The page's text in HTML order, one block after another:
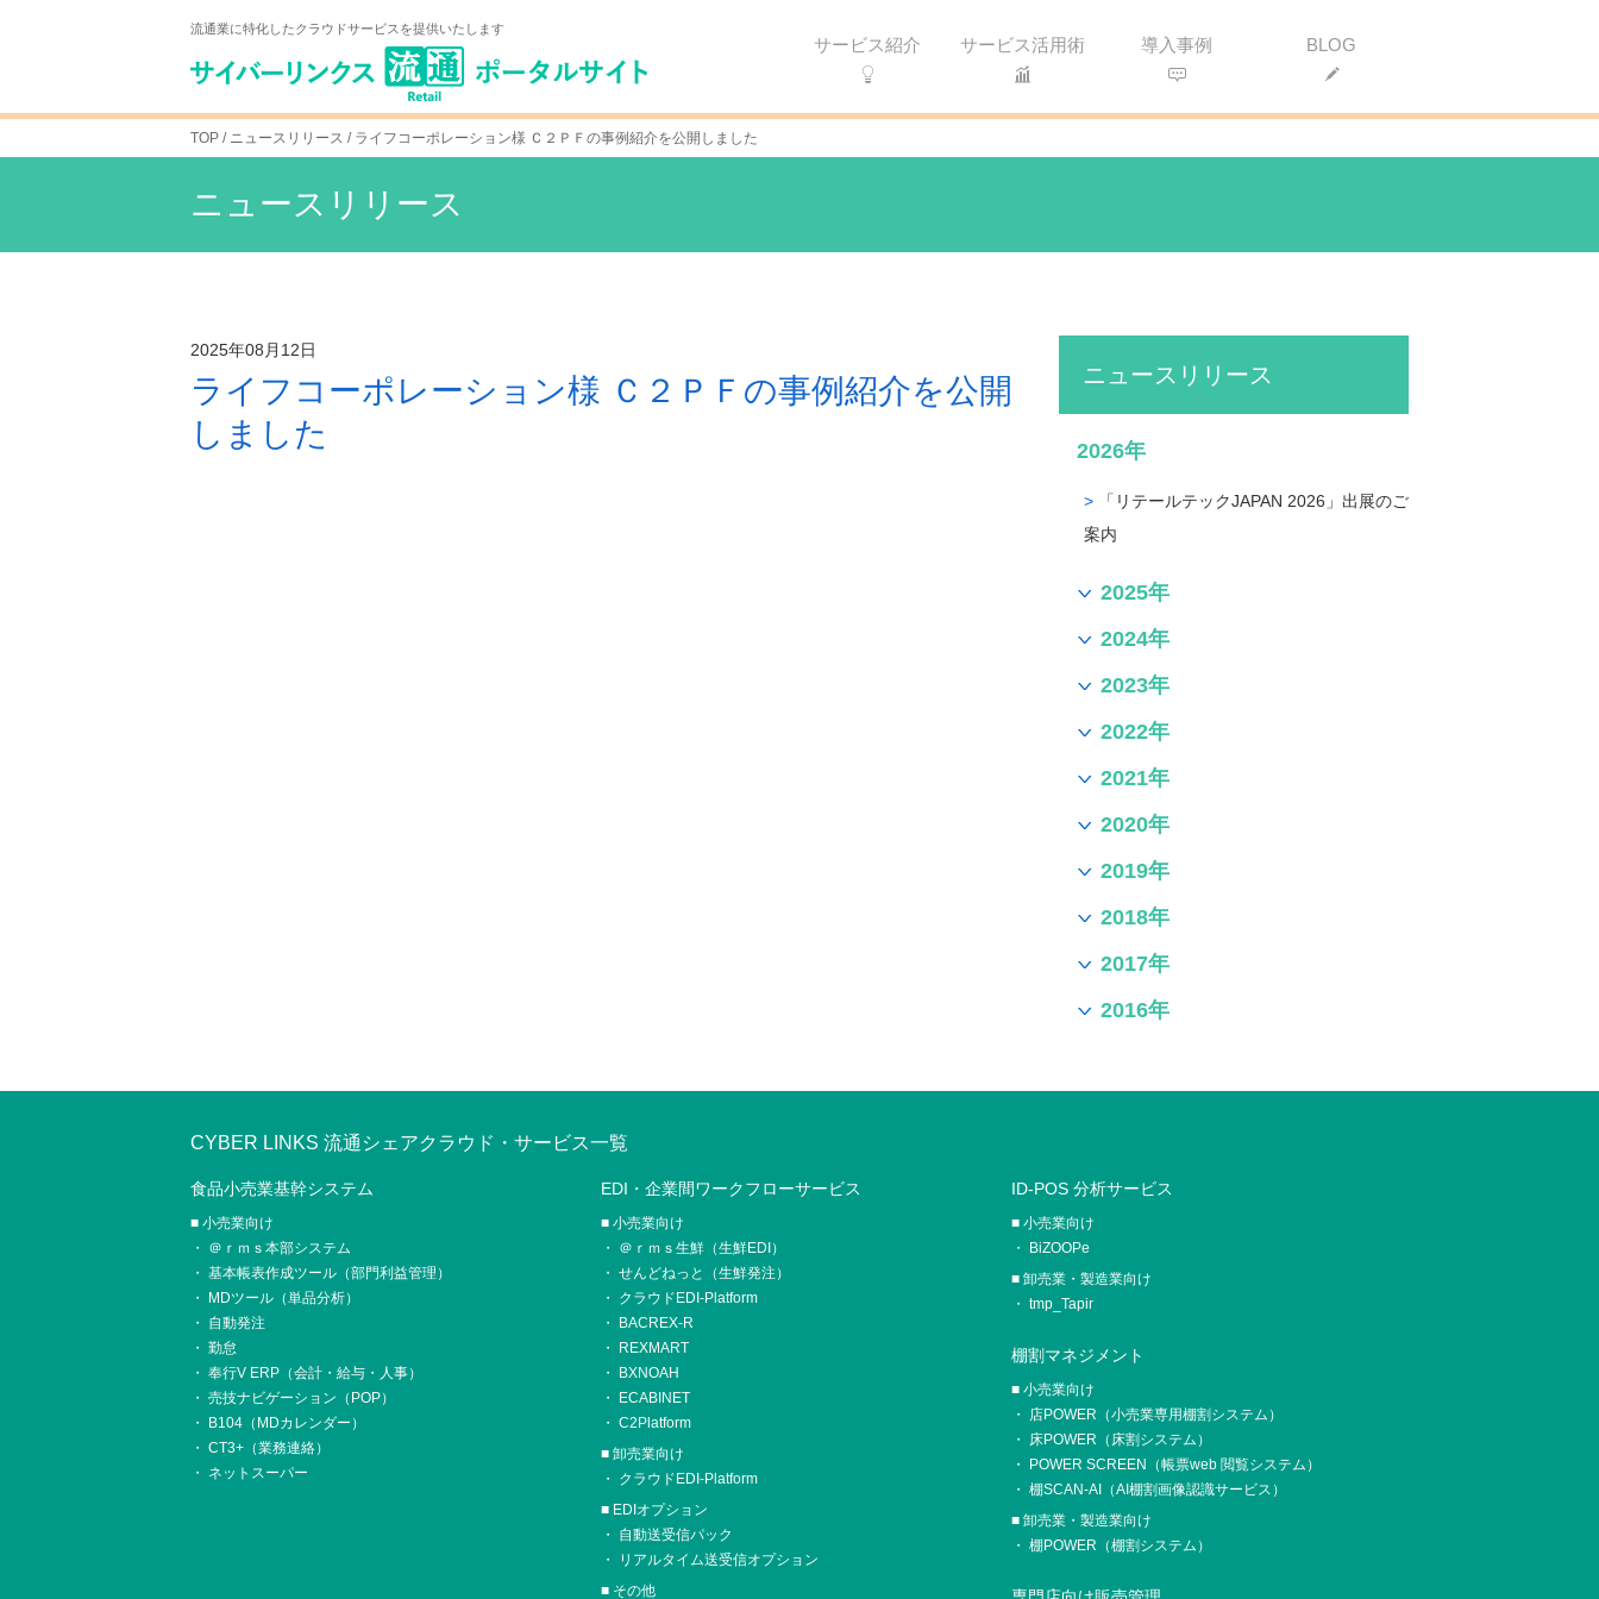
流通業に特化したクラウドサービスを提供いたします
サービス紹介 サービス活用術 導入事例 BLOG
TOP / ニュースリリース / ライフコーポレーション様 Ｃ２ＰＦの事例紹介を公開しました
ニュースリリース
2025年08月12日
ライフコーポレーション様 Ｃ２ＰＦの事例紹介を公開
しました
ニュースリリース
2026年
「リテールテックJAPAN 2026」出展のご
案内
2025年
2024年
2023年
2022年
2021年
2020年
2019年
2018年
2017年
2016年
CYBER LINKS 流通シェアクラウド・サービス一覧
食品小売業基幹システム
小売業向け
＠ｒｍｓ本部システム
基本帳表作成ツール（部門利益管理）
MDツール（単品分析）
自動発注
勤怠
奉行V ERP（会計・給与・人事）
売技ナビゲーション（POP）
B104（MDカレンダー）
CT3+（業務連絡）
ネットスーパー
EDI・企業間ワークフローサービス
小売業向け
＠ｒｍｓ生鮮（生鮮EDI）
せんどねっと（生鮮発注）
クラウドEDI-Platform
BACREX-R
REXMART
BXNOAH
ECABINET
C2Platform
卸売業向け
クラウドEDI-Platform
EDIオプション
自動送受信パック
リアルタイム送受信オプション
その他
ID-POS 分析サービス
小売業向け
BiZOOPe
卸売業・製造業向け
tmp_Tapir
棚割マネジメント
小売業向け
店POWER（小売業専用棚割システム）
床POWER（床割システム）
POWER SCREEN（帳票web 閲覧システム）
棚SCAN-AI（AI棚割画像認識サービス）
卸売業・製造業向け
棚POWER（棚割システム）